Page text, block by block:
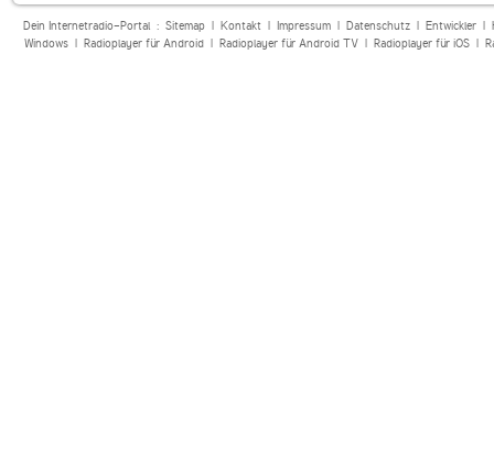
Dein Internetradio-Portal : Sitemap| Kontakt| Impressum| Datenschutz| Entwickler|
Windows| Radioplayer für Android| Radioplayer für Android TV| Radioplayer für iOS|